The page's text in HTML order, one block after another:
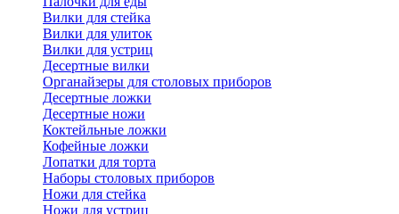
Вилки для стейка
Вилки для улиток
Вилки для устриц
Десертные вилки
Органайзеры для столовых приборов
Десертные ложки
Десертные ножи
Коктейльные ложки
Кофейные ложки
Лопатки для торта
Наборы столовых приборов
Ножи для стейка
Ножи для устриц